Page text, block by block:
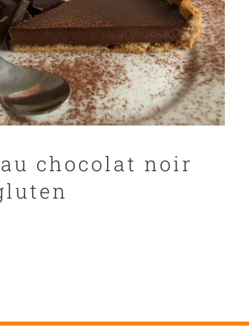
chocolat noir